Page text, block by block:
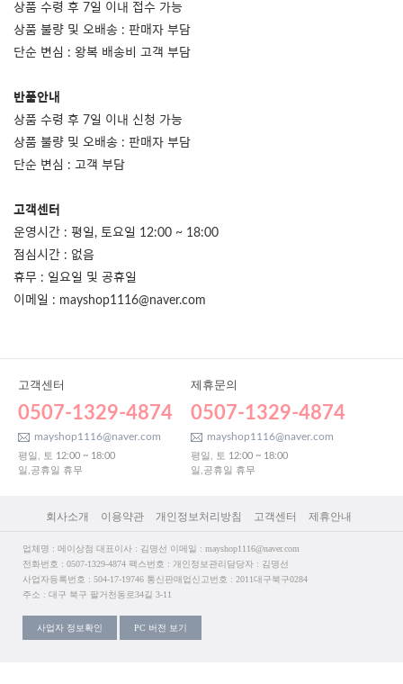
상품 수령 후 7일 이내 접수 가능
상품 불량 및 오배송 : 판매자 부담
단순 변심 : 왕복 배송비 고객 부담
반품안내
상품 수령 후 7일 이내 신청 가능
상품 불량 및 오배송 : 판매자 부담
단순 변심 : 고객 부담
고객센터
운영시간 : 평일, 토요일 12:00 ~ 18:00
점심시간 : 없음
휴무 : 일요일 및 공휴일
이메일 : mayshop1116@naver.com
고객센터
0507-1329-4874
mayshop1116@naver.com
평일, 토 12:00 ~ 18:00
일,공휴일 휴무
제휴문의
0507-1329-4874
mayshop1116@naver.com
평일, 토 12:00 ~ 18:00
일,공휴일 휴무
회사소개 이용약관 개인정보처리방침 고객센터 제휴안내
업체명 : 메이상점 대표이사 : 김명선 이메일 : mayshop1116@naver.com
전화번호 : 0507-1329-4874 팩스번호 : 개인정보관리담당자 : 김명선
사업자등록번호 : 504-17-19746 통신판매업신고번호 : 2011대구북구0284
주소 : 대구 북구 팔거천동로34길 3-11
사업자 정보확인 PC 버전 보기